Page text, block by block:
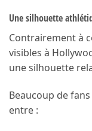
Une silhouette
Contrairement à
visibles à
une silhouette
Beaucoup de
entre :